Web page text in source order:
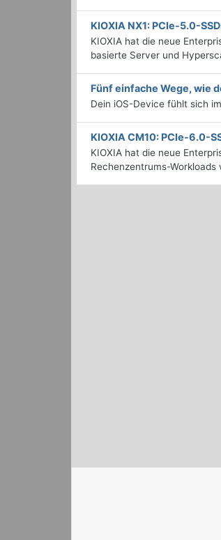
KIOXIA NX1: PCIe-5.0-
KIOXIA hat die neue
basierte Server und
Fünf einfache Wege, wie
Dein iOS-Device fühlt sich
KIOXIA CM10: PCIe-6.0-
KIOXIA hat die neue
Rechenzentrums-